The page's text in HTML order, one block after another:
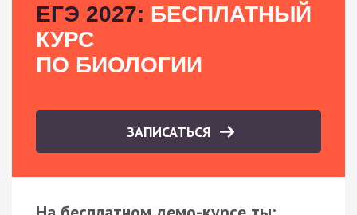
ЕГЭ 2027: БЕСПЛАТНЫЙ
КУРС
ПО БИОЛОГИИ
ЗАПИСАТЬСЯ